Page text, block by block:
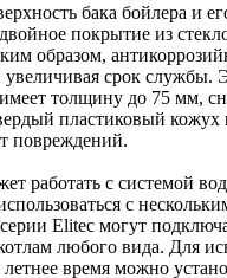
бака бойлера и
покрытие из
образом,
увеличивая срок службы.
толщину до 75 мм,
пластиковый
повреждений.
работать с системой
с
Elitec могут
любого вида. Для
летнее время можно